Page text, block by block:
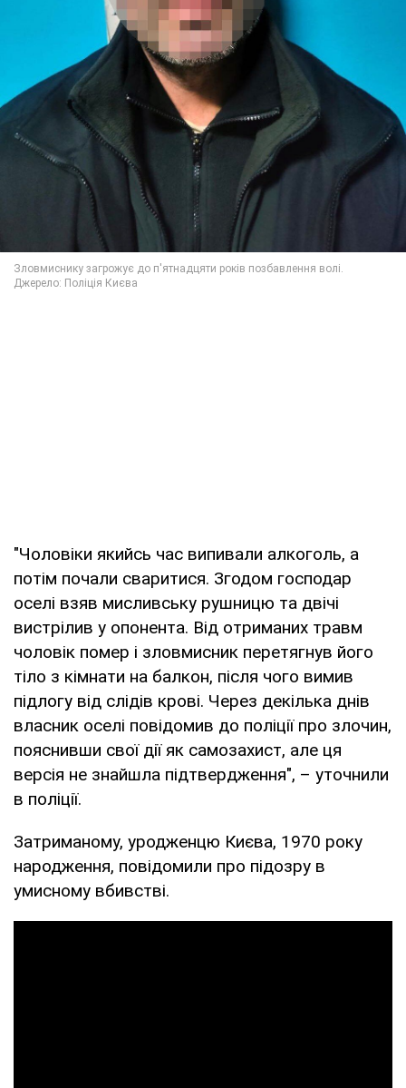
"Чоловіки якийсь час випивали алкоголь, а
потім почали сваритися. Згодом господар
оселі взяв мисливську рушницю та двічі
вистрілив у опонента. Від отриманих травм
чоловік помер і зловмисник перетягнув його
тіло з кімнати на балкон, після чого вимив
підлогу від слідів крові. Через декілька днів
власник оселі повідомив до поліції про злочин,
пояснивши свої дії як самозахист, але ця
версія не знайшла підтвердження", – уточнили
в поліції.
Затриманому, уродженцю Києва, 1970 року
народження, повідомили про підозру в
умисному вбивстві.